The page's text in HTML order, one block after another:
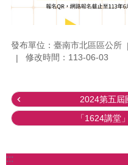
發布單位：臺南市北區區公所
修改時間：113-06-03
2024第五屆
「1624講堂
:::